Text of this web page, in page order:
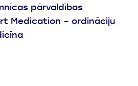
pārvaldības
Medication – ordināciju